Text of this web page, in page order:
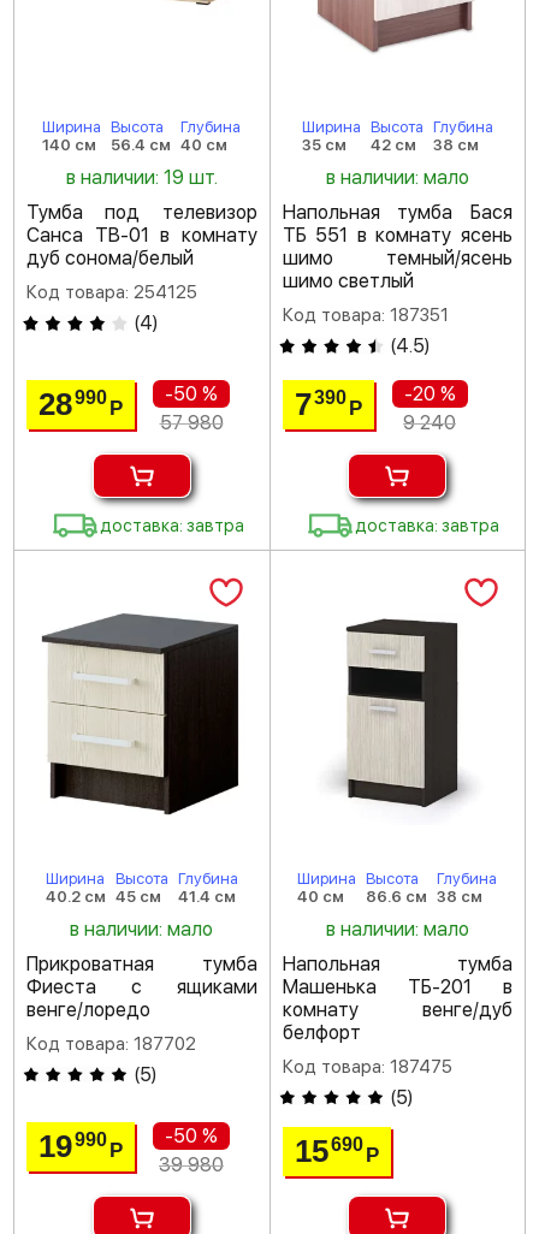
Ширина
140 см
Высота
56.4 см
Глубина
40 см
в наличии: 19 шт.
Тумба под телевизор
Санса ТВ-01 в комнату
дуб сонома/белый
Код товара: 254125
(4)
28990Р
-50 %
57 980
доставка: завтра
Ширина
35 см
Высота
42 см
Глубина
38 см
в наличии: мало
Напольная тумба Бася
ТБ 551 в комнату ясень
шимо темный/ясень
шимо светлый
Код товара: 187351
(4.5)
7390 Р
-20 %
9 240
доставка: завтра
Ширина
40.2 см
Высота
45 см
Глубина
41.4 см
в наличии: мало
Прикроватная тумба
Фиеста с ящиками
венге/лоредо
Код товара: 187702
(5)
19990Р
-50 %
39 980
Ширина
40 см
Высота
86.6 см
Глубина
38 см
в наличии: мало
Напольная тумба
Машенька ТБ-201 в
комнату венге/дуб
белфорт
Код товара: 187475
(5)
15690 Р